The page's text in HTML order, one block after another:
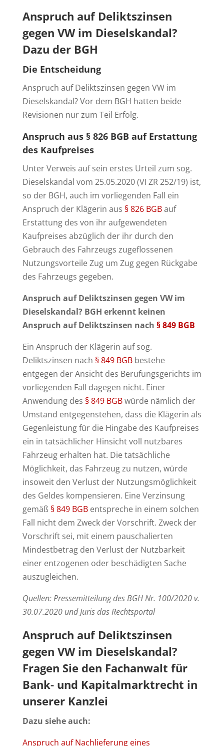
Anspruch auf Deliktszinsen
gegen VW im Dieselskandal?
Dazu der BGH
Die Entscheidung
Anspruch auf Deliktszinsen gegen VW im
Dieselskandal? Vor dem BGH hatten beide
Revisionen nur zum Teil Erfolg.
Anspruch aus § 826 BGB auf Erstattung
des Kaufpreises
Unter Verweis auf sein erstes Urteil zum sog.
Dieselskandal vom 25.05.2020 (VI ZR 252/19) ist,
so der BGH, auch im vorliegenden Fall ein
Anspruch der Klägerin aus § 826 BGBauf
Erstattung des von ihr aufgewendeten
Kaufpreises abzüglich der ihr durch den
Gebrauch des Fahrzeugs zugeflossenen
Nutzungsvorteile Zug um Zug gegen Rückgabe
des Fahrzeugs gegeben.
Anspruch auf Deliktszinsen gegen VW im
Dieselskandal? BGH erkennt keinen
Anspruch auf Deliktszinsen nach § 849 BGB
Ein Anspruch der Klägerin auf sog.
Deliktszinsen nach § 849 BGBbestehe
entgegen der Ansicht des Berufungsgerichts im
vorliegenden Fall dagegen nicht. Einer
Anwendung des § 849 BGBwürde nämlich der
Umstand entgegenstehen, dass die Klägerin als
Gegenleistung für die Hingabe des Kaufpreises
ein in tatsächlicher Hinsicht voll nutzbares
Fahrzeug erhalten hat. Die tatsächliche
Möglichkeit, das Fahrzeug zu nutzen, würde
insoweit den Verlust der Nutzungsmöglichkeit
des Geldes kompensieren. Eine Verzinsung
gemäß § 849 BGBentspreche in einem solchen
Fall nicht dem Zweck der Vorschrift. Zweck der
Vorschrift sei, mit einem pauschalierten
Mindestbetrag den Verlust der Nutzbarkeit
einer entzogenen oder beschädigten Sache
auszugleichen.
Quellen: Pressemitteilung des BGH Nr. 100/2020 v.
30.07.2020 und Juris das Rechtsportal
Anspruch auf Deliktszinsen
gegen VW im Dieselskandal?
Fragen Sie den Fachanwalt für
Bank- und Kapitalmarktrecht in
unserer Kanzlei
Dazu siehe auch:
Anspruch auf Nachlieferung eines